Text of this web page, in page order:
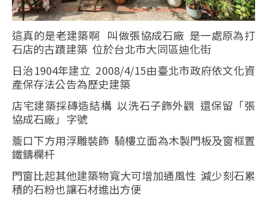
這真的是老建築啊 叫做張協成石廠 是一處原為打
石店的古蹟建築 位於台北市大同區迪化街
日治1904年建立 2008/4/15由臺北市政府依文化資
產保存法公告為歷史建築
店宅建築採磚造結構 以洗石子飾外觀 還保留「張
協成石廠」字號
簷口下方用浮雕裝飾 騎樓立面為木製門板及窗框置
鐵鑄欄杆
門窗比起其他建築物寬大可增加通風性 減少刻石累
積的石粉也讓石材進出方便